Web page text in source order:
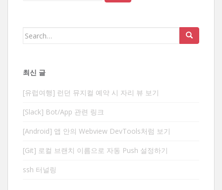
Search
최신 글
[유럽여행] 런던 뮤지컬 예약 시 자리 뷰 보기
[Slack] Bot/App 관련 링크
[Android] 앱 안의 Webview DevTools처럼 보기
[Git] 로컬 브랜치 이름으로 자동 Push 설정하기
ssh 터널링